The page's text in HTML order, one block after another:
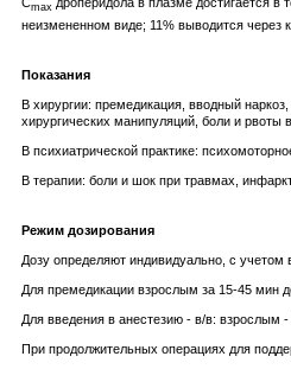
max
неизмененном виде; 11% выводится через
Показания
В хирургии: премедикация, вводный
хирургических манипуляций, боли и рвоты
В психиатрической практике:
В терапии: боли и шок при травмах,
Режим дозирования
Дозу определяют индивидуально, с
Для премедикации взрослым за 15-45 мин
Для введения в анестезию - в/в: взрослым
При продолжительных операциях для